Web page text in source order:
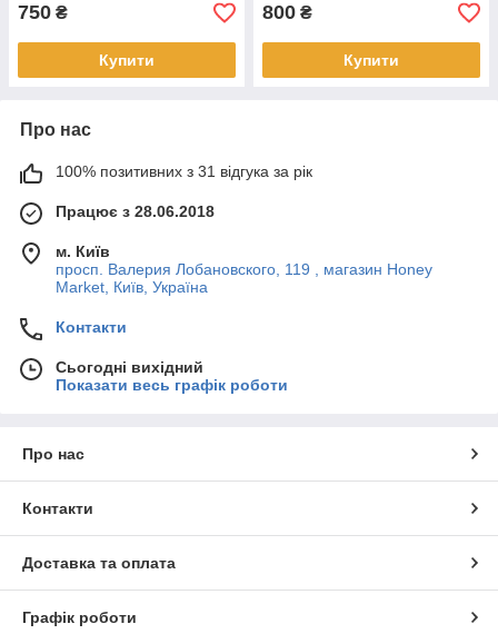
750 ₴
Купити
800 ₴
Купити
Про нас
100% позитивних з 31 відгука за рік
Працює з 28.06.2018
м. Київ
просп. Валерия Лобановского, 119 , магазин Honey
Market, Київ, Україна
Контакти
Сьогодні вихідний
Показати весь графік роботи
Про нас
Контакти
Доставка та оплата
Графік роботи